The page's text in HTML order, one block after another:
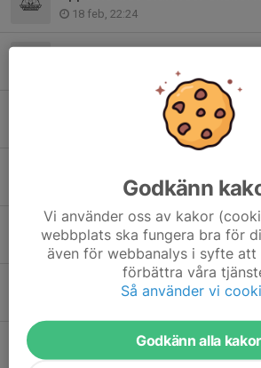
18 feb, 22:24
Info Skellefteloopen +
Tävling - SCA open 2026
18 jan, 09:29
Tävling - Umeå Nationella 2026
30 dec 2025
Lulemästerskapen 3-4 januari
Tävlingsinfo Luleå
7 dec 2025
Godkänn
Vi använder oss av kakor
webbplats ska fungera bra för
även för webbanalys i syfte att
förbättra våra
Så använder vi
Godkänn alla kakor